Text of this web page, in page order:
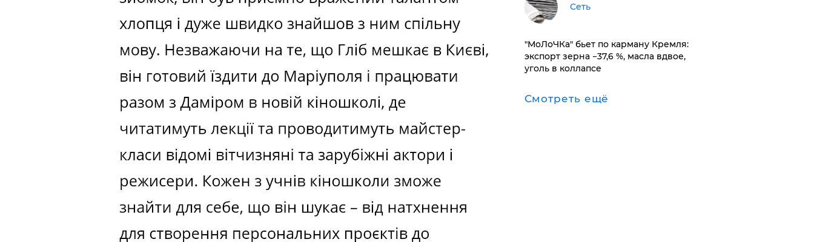
Сеть
​"МоЛоЧКа" бьет по карману Кремля:
экспорт зерна −37,6 %, масла вдвое,
уголь в коллапсе
Смотреть ещё